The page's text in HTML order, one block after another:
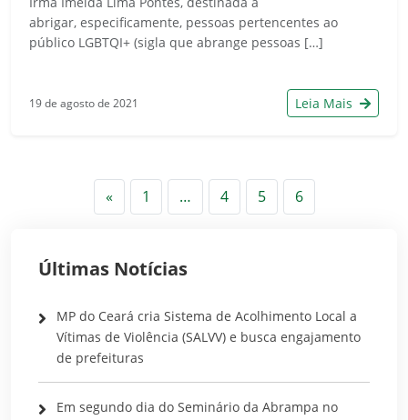
abrigar, especificamente, pessoas pertencentes ao
público LGBTQI+ (sigla que abrange pessoas […]
19 de agosto de 2021 Leia Mais
«Anterior
1 … 4 5 6
Últimas Notícias
MP do Ceará cria Sistema de Acolhimento Local a
Vítimas de Violência (SALVV) e busca engajamento
de prefeituras
Em segundo dia do Seminário da Abrampa no